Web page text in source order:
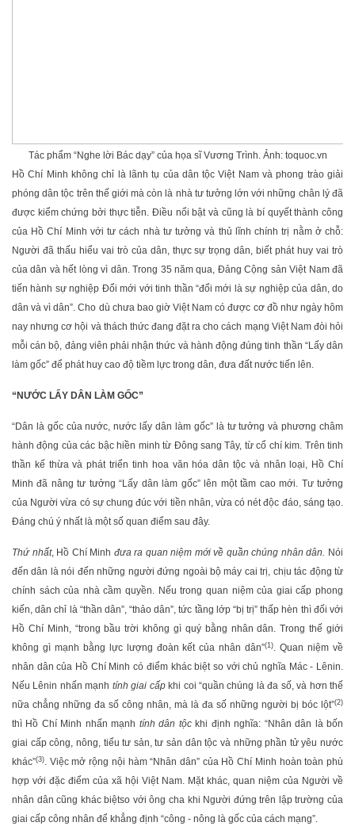
Tác phẩm “Nghe lời Bác dạy” của họa sĩ Vương Trình. Ảnh: toquoc.vn
Hồ Chí Minh không chỉ là lãnh tụ của dân tộc Việt Nam và phong trào giải
phóng dân tộc trên thế giới mà còn là nhà tư tưởng lớn với những chân lý đã
được kiểm chứng bởi thực tiễn. Điều nổi bật và cũng là bí quyết thành công
của Hồ Chí Minh với tư cách nhà tư tưởng và thủ lĩnh chính trị nằm ở chỗ:
Người đã thấu hiểu vai trò của dân, thực sự trọng dân, biết phát huy vai trò
của dân và hết lòng vì dân. Trong 35 năm qua, Đảng Cộng sản Việt Nam đã
tiến hành sự nghiệp Đổi mới với tinh thần “đổi mới là sự nghiệp của dân, do
dân và vì dân”. Cho dù chưa bao giờ Việt Nam có được cơ đồ như ngày hôm
nay nhưng cơ hội và thách thức đang đặt ra cho cách mạng Việt Nam đòi hỏi
mỗi cán bộ, đảng viên phải nhận thức và hành động đúng tinh thần “Lấy dân
làm gốc” để phát huy cao độ tiềm lực trong dân, đưa đất nước tiến lên.
“NƯỚC LẤY DÂN LÀM GỐC”
“Dân là gốc của nước, nước lấy dân làm gốc” là tư tưởng và phương châm
hành động của các bậc hiền minh từ Đông sang Tây, từ cổ chí kim. Trên tinh
thần kế thừa và phát triển tinh hoa văn hóa dân tộc và nhân loại, Hồ Chí
Minh đã nâng tư tưởng “Lấy dân làm gốc” lên một tầm cao mới. Tư tưởng
của Người vừa có sự chung đúc với tiền nhân, vừa có nét độc đáo, sáng tạo.
Đáng chú ý nhất là một số quan điểm sau đây.
Thứ nhất, Hồ Chí Minh đưa ra quan niệm mới về quần chúng nhân dân. Nói
đến dân là nói đến những người đứng ngoài bộ máy cai trị, chịu tác động từ
chính sách của nhà cầm quyền. Nếu trong quan niệm của giai cấp phong
kiến, dân chỉ là “thần dân”, “thảo dân”, tức tầng lớp “bị trị” thấp hèn thì đối với
Hồ Chí Minh, “trong bầu trời không gì quý bằng nhân dân. Trong thế giới
không gì mạnh bằng lực lượng đoàn kết của nhân dân”(1). Quan niệm về
nhân dân của Hồ Chí Minh có điểm khác biệt so với chủ nghĩa Mác - Lênin.
Nếu Lênin nhấn mạnh tính giai cấpkhi coi “quần chúng là đa số, và hơn thế
nữa chẳng những đa số công nhân, mà là đa số những người bị bóc lột”(2)
thì Hồ Chí Minh nhấn mạnh tính dân tộckhi định nghĩa: “Nhân dân là bốn
giai cấp công, nông, tiểu tư sản, tư sản dân tộc và những phần tử yêu nước
khác”(3). Việc mở rộng nội hàm “Nhân dân” của Hồ Chí Minh hoàn toàn phù
hợp với đặc điểm của xã hội Việt Nam. Mặt khác, quan niệm của Người về
nhân dân cũng khác biệtso với ông cha khi Người đứng trên lập trường của
giai cấp công nhân để khẳng định “công - nông là gốc của cách mạng”.